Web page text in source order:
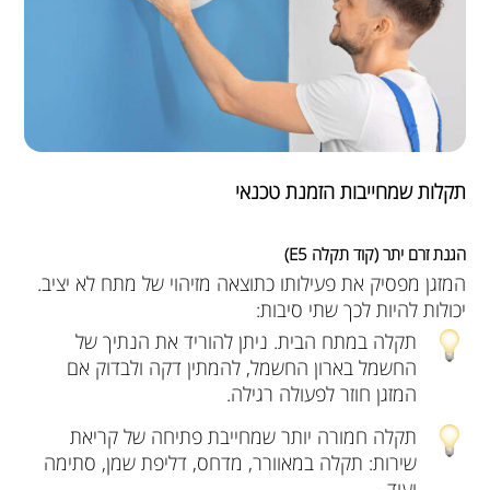
תקלות שמחייבות הזמנת טכנאי
הגנת זרם יתר (קוד תקלה E5)
המזגן מפסיק את פעילותו כתוצאה מזיהוי של מתח לא יציב.
יכולות להיות לכך שתי סיבות:
תקלה במתח הבית. ניתן להוריד את הנתיך של
החשמל בארון החשמל, להמתין דקה ולבדוק אם
המזגן חוזר לפעולה רגילה.
תקלה חמורה יותר שמחייבת פתיחה של קריאת
שירות: תקלה במאוורר, מדחס, דליפת שמן, סתימה